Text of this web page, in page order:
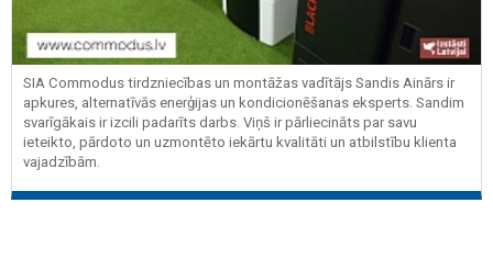
SIA Commodus tirdzniecības un montāžas vadītājs Sandis Ainārs ir
apkures, alternatīvās enerģijas un kondicionēšanas eksperts. Sandim
svarīgākais ir izcili padarīts darbs. Viņš ir pārliecināts par savu
ieteikto, pārdoto un uzmontēto iekārtu kvalitāti un atbilstību klienta
vajadzībām.